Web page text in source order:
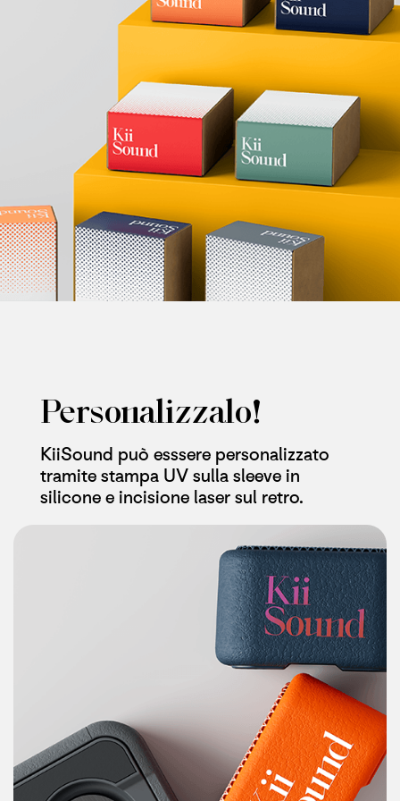
Personalizzalo!
KiiSound può esssere personalizzato
tramite stampa UV sulla sleeve in
silicone e incisione laser sul retro.